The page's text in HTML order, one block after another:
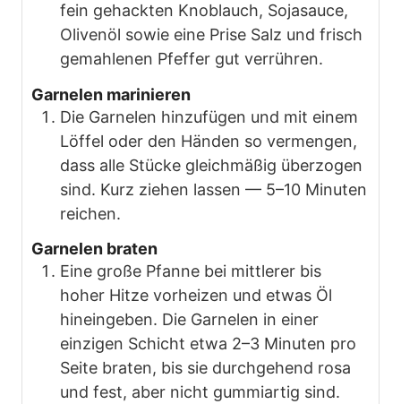
fein gehackten Knoblauch, Sojasauce,
Olivenöl sowie eine Prise Salz und frisch
gemahlenen Pfeffer gut verrühren.
Garnelen marinieren
Die Garnelen hinzufügen und mit einem
Löffel oder den Händen so vermengen,
dass alle Stücke gleichmäßig überzogen
sind. Kurz ziehen lassen — 5–10 Minuten
reichen.
Garnelen braten
Eine große Pfanne bei mittlerer bis
hoher Hitze vorheizen und etwas Öl
hineingeben. Die Garnelen in einer
einzigen Schicht etwa 2–3 Minuten pro
Seite braten, bis sie durchgehend rosa
und fest, aber nicht gummiartig sind.